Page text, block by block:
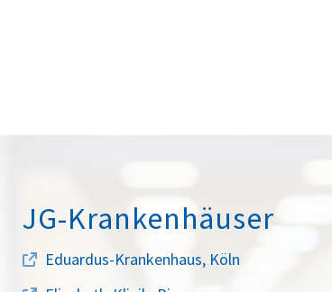
JG-Krankenhäuser
Eduardus-Krankenhaus, Köln